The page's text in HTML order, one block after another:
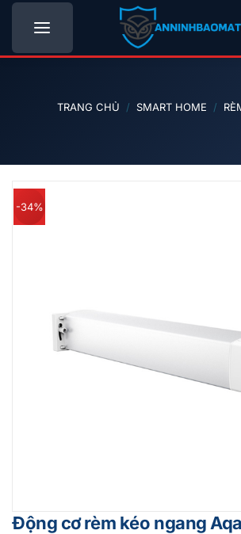
Bỏ
nội
TRANG CHỦ / SMART HOME /
-34%
Động cơ rèm kéo ngang